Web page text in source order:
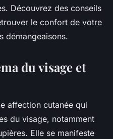
Découvrez des conseils
le confort de votre
démangeaisons.
du visage et
affection cutanée qui
du visage, notamment
Elle se manifeste